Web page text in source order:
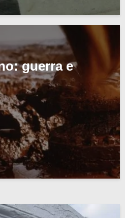
guerra e